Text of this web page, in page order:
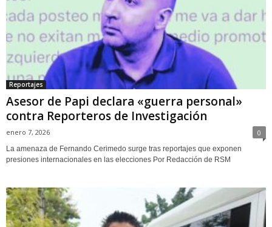
Reportajes
Asesor de Papi declara «guerra personal»
contra Reporteros de Investigación
enero 7, 2026 0
La amenaza de Fernando Cerimedo surge tras reportajes que exponen
presiones internacionales en las elecciones Por Redacción de RSM